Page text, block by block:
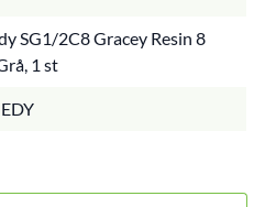
SG1/2C8 Gracey Resin 8
1 st